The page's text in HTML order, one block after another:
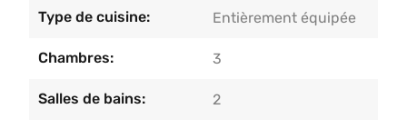
Type de cuisine: Entièrement équipée
Chambres: 3
Salles de bains: 2